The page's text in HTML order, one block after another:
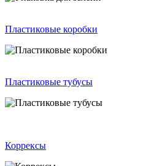
Пластиковые коробки
Пластиковые тубусы
Коррексы